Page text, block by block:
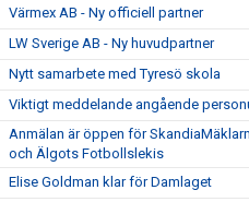
Värmex AB - Ny officiell partner
LW Sverige AB - Ny huvudpartner
Nytt samarbete med Tyresö skola
Viktigt meddelande angående
Anmälan är öppen för
och Älgots Fotbollslekis
Elise Goldman klar för Damlaget